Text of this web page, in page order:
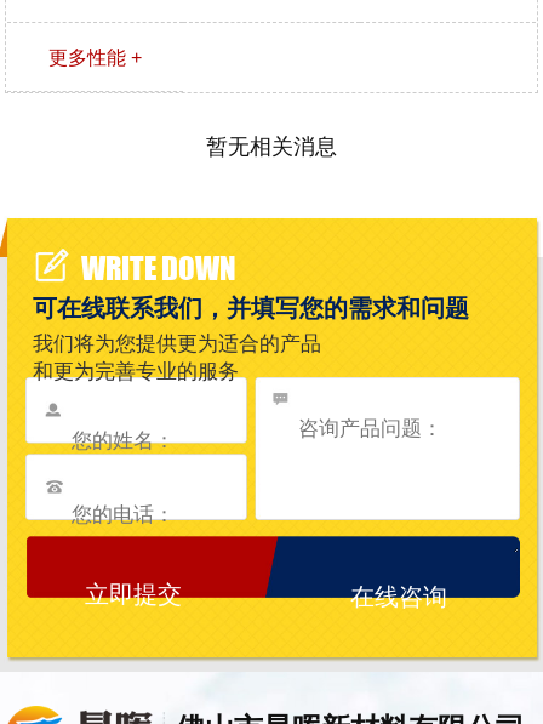
更多性能 +
暂无相关消息
WRITE DOWN
可在线联系我们，并填写您的需求和问题
我们将为您提供更为适合的产品
和更为完善专业的服务
在线咨询